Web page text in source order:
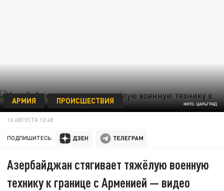
ФОТО: ЦАРЬГРАД
АРМИЯ ПРОИСШЕСТВИЯ
16 АВГУСТА 12:48
ПОДПИШИТЕСЬ:
Азербайджан стягивает тяжёлую военную
технику к границе с Арменией — видео